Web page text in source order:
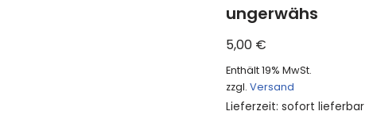
ungerwähs
5,00 €
Enthält 19% MwSt.
zzgl. Versand
Lieferzeit: sofort lieferbar